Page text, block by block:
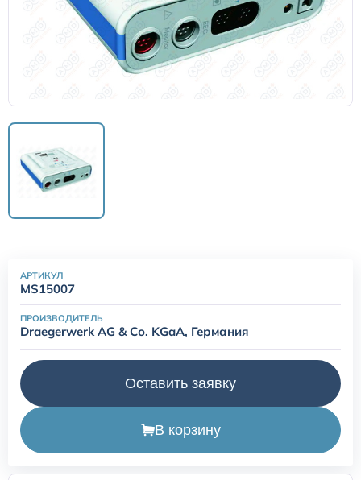
АРТИКУЛ
MS15007
ПРОИЗВОДИТЕЛЬ
Draegerwerk AG & Со. KGaA, Германия
Оставить заявку
В корзину
Датчики потока для аппаратов ИВЛ
Пульсоксиметры
Кабели для инвазивного давления (ИАД)
Датчики (трансдьюсеры)
Оригинальные расходные материалы GE
Nihon Kohden расходные материалы
Расходные материалы для транскутанного монитора
Sentec
Расходные материалы к аппарату Авента-М